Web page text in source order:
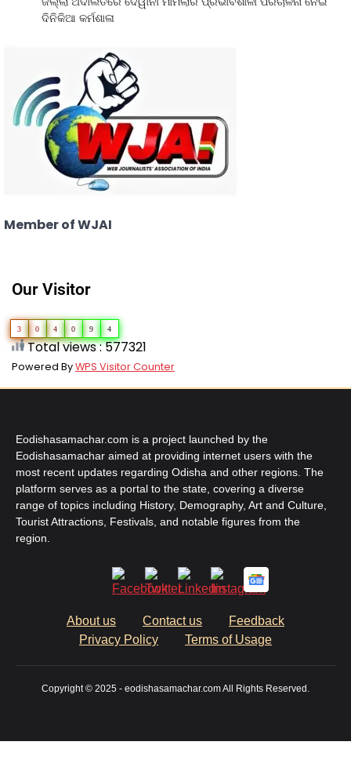
ଦିନିକିଆ କର୍ମଶାଳା
Member of WJAI
Our Visitor
3 0 4 0 9 4
Total views : 577321
Powered ByWPS Visitor Counter
Eodishasamachar.com is a project launched by the
Eodishasamachar aimed at providing internet users with the
most recent updates regarding Odisha and other regions. The
platform serves as a portal to the state, covering a diverse
range of topics including History, Demography, Art and Culture,
Tourist Attractions, Festivals, and notable figures from the
region.
About us Contact us
Feedback
Privacy Policy
Terms of Usage
Copyright © 2025 - eodishasamachar.com All Rights Reserved.